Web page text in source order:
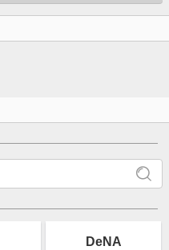
DeNA